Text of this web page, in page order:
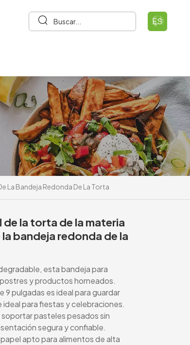
ES
La Bandeja Redonda De La Torta
la torta de la materia
bandeja redonda de la
esta bandeja para
y productos horneados.
pulgadas es ideal para guardar
para fiestas y celebraciones.
pasteles pesados sin
segura y confiable.
apto para alimentos de alta